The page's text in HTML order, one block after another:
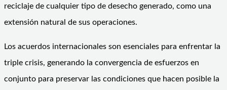
reciclaje de cualquier tipo de desecho generado, como una
extensión natural de sus operaciones.
Los acuerdos internacionales son esenciales para enfrentar la
triple crisis, generando la convergencia de esfuerzos en
conjunto para preservar las condiciones que hacen posible la